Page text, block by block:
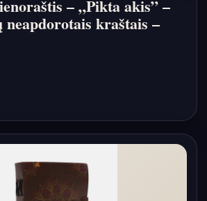
– „Pikta akis” –
neapdorotais kraštais –